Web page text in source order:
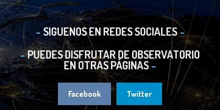
SIGUENOS EN REDES SOCIALES
PUEDES DISFRUTAR DE OBSERVATORIO
EN OTRAS PÁGINAS
Facebook Twitter